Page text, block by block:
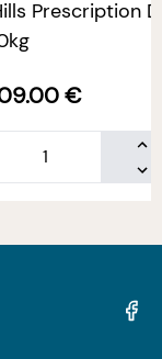
Prescription
€